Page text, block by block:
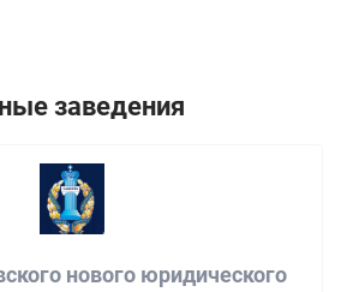
заведения
нового юридического